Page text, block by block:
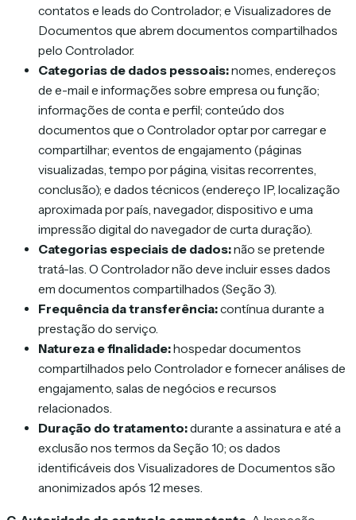
contatos e leads do Controlador; e Visualizadores de
Documentos que abrem documentos compartilhados
pelo Controlador.
Categorias de dados pessoais:nomes, endereços
de e-mail e informações sobre empresa ou função;
informações de conta e perfil; conteúdo dos
documentos que o Controlador optar por carregar e
compartilhar; eventos de engajamento (páginas
visualizadas, tempo por página, visitas recorrentes,
conclusão); e dados técnicos (endereço IP, localização
aproximada por país, navegador, dispositivo e uma
impressão digital do navegador de curta duração).
Categorias especiais de dados:não se pretende
tratá-las. O Controlador não deve incluir esses dados
em documentos compartilhados (Seção 3).
Frequência da transferência:contínua durante a
prestação do serviço.
Natureza e finalidade:hospedar documentos
compartilhados pelo Controlador e fornecer análises de
engajamento, salas de negócios e recursos
relacionados.
Duração do tratamento:durante a assinatura e até a
exclusão nos termos da Seção 10; os dados
identificáveis dos Visualizadores de Documentos são
anonimizados após 12 meses.